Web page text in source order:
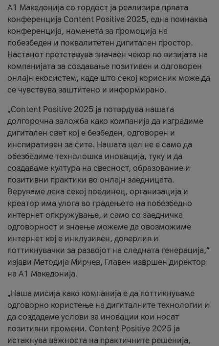
А1 Македонија со гордост ја реализира првата
конференција Content Positive 2025, една поинаква
конференција, наменета за промоција на
побезбеден и поквалитетен дигитален простор.
Настанот претставува значаен чекор во визијата на
компанијата за создавање позитивен и одговорен
онлајн екосистем, каде што секој корисник може да
се чувствува заштитено и информирано.
„Content Positive 2025 ја потврдува нашата
долгорочна заложба како компанија да изградиме
дигитален свет кој е безбеден, одговорен и
инспиративен за сите. Нашата цел не е само да
обезбедиме технолошка иновација, туку и да
создаваме култура на свесност, образование и
позитивни практики во онлајн заедницата.
Веруваме дека секој поединец, организација и
креатор има улога во градењето на побезбедно
интернет опкружување, и само со заедничка
одговорност и знаење можеме да овозможиме
интернет кој е инклузивен, доверлив и
поттикнувачки за развојот на следната генерација,“
изјави Методија Мирчев, Главен извршен директор
на А1 Македонија.
„Наша мисија како компанија е да поттикнуваме
одговорно користење на дигиталните технологии и
да создадеме услови за иновации кои носат
позитивни промени. Content Positive 2025 ја
истакнува важноста на практичните решенија,